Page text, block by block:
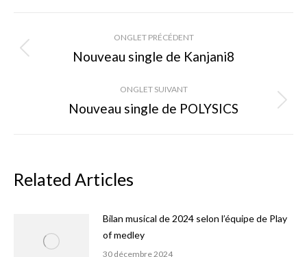
Navigation
de
commentaire
ONGLET PRÉCÉDENT
Onglet
Nouveau single de Kanjani8
ONGLET SUIVANT
Onglet
Nouveau single de POLYSICS
Related Articles
Bilan musical de 2024 selon l’équipe de Play
of medley
30 décembre 2024